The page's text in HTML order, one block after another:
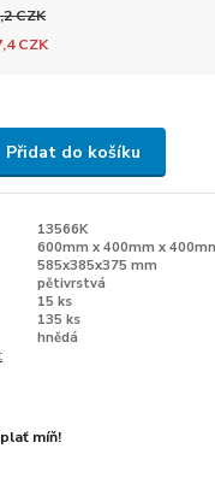
CZK
CZK
Přidat do košíku
13566K
600mm x 400mm x
585x385x375 mm
pětivrstvá
15 ks
135 ks
hnědá
míň!